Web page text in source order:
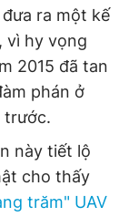
ra một kế
vì hy vọng
2015 đã tan
phán ở
trước.
này tiết lộ
cho thấy
trăm" UAV